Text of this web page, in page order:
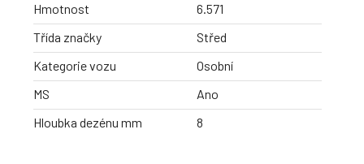
Hmotnost
6.571
Třída značky
Střed
Kategorie vozu
Osobní
MS
Ano
Hloubka dezénu mm
8